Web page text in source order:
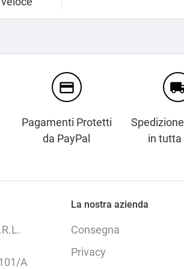
credit_card
Pagamenti Protetti
da PayPal
in tutta
A
La nostra azienda
Consegna
Privacy